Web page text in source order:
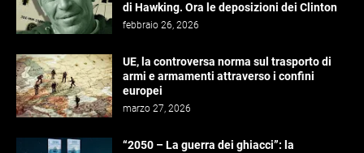
di Hawking. Ora le deposizioni dei Clinton
febbraio 26, 2026
UE, la controversa norma sul trasporto di
armi e armamenti attraverso i confini
europei
marzo 27, 2026
“2050 – La guerra dei ghiacci”: la